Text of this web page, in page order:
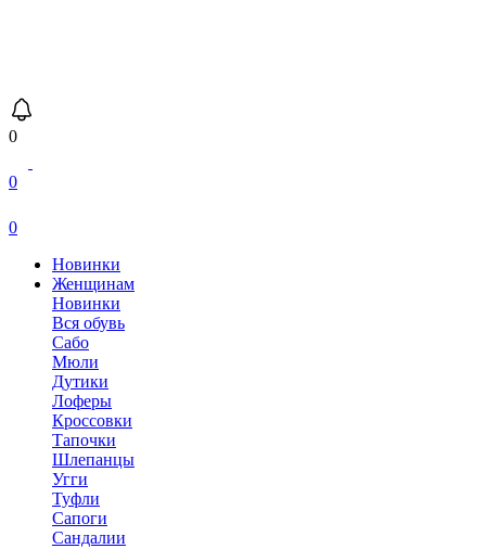
0
0
0
Новинки
Женщинам
Новинки
Вся обувь
Сабо
Мюли
Дутики
Лоферы
Кроссовки
Тапочки
Шлепанцы
Угги
Туфли
Сапоги
Сандалии